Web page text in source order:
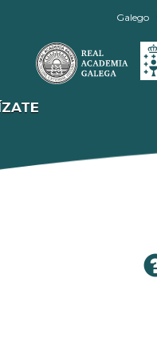
Galego